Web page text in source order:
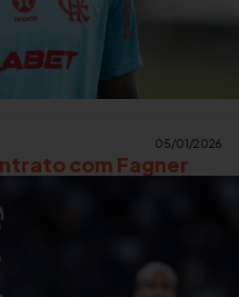
05/01/2026
com Fagner